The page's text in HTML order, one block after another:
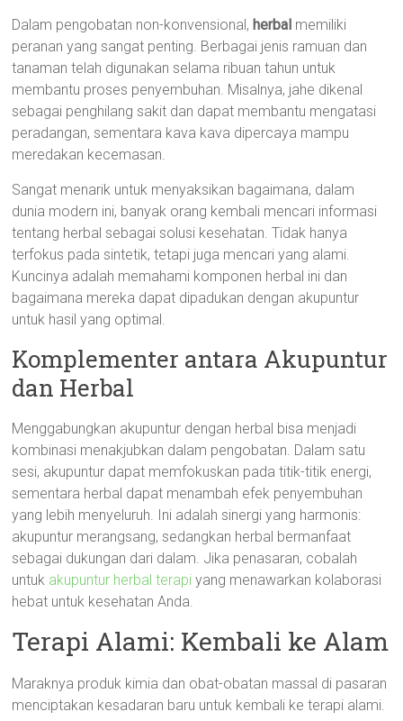
Dalam pengobatan non-konvensional, herbal memiliki
peranan yang sangat penting. Berbagai jenis ramuan dan
tanaman telah digunakan selama ribuan tahun untuk
membantu proses penyembuhan. Misalnya, jahe dikenal
sebagai penghilang sakit dan dapat membantu mengatasi
peradangan, sementara kava kava dipercaya mampu
meredakan kecemasan.
Sangat menarik untuk menyaksikan bagaimana, dalam
dunia modern ini, banyak orang kembali mencari informasi
tentang herbal sebagai solusi kesehatan. Tidak hanya
terfokus pada sintetik, tetapi juga mencari yang alami.
Kuncinya adalah memahami komponen herbal ini dan
bagaimana mereka dapat dipadukan dengan akupuntur
untuk hasil yang optimal.
Komplementer antara Akupuntur
dan Herbal
Menggabungkan akupuntur dengan herbal bisa menjadi
kombinasi menakjubkan dalam pengobatan. Dalam satu
sesi, akupuntur dapat memfokuskan pada titik-titik energi,
sementara herbal dapat menambah efek penyembuhan
yang lebih menyeluruh. Ini adalah sinergi yang harmonis:
akupuntur merangsang, sedangkan herbal bermanfaat
sebagai dukungan dari dalam. Jika penasaran, cobalah
untuk akupuntur herbal terapi yang menawarkan kolaborasi
hebat untuk kesehatan Anda.
Terapi Alami: Kembali ke Alam
Maraknya produk kimia dan obat-obatan massal di pasaran
menciptakan kesadaran baru untuk kembali ke terapi alami.